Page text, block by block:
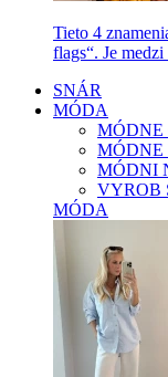
Tieto 4
flags“. Je
SNÁR
MÓDA
MÓDNE
MÓDNE
MÓDNI
VYROB
MÓDA